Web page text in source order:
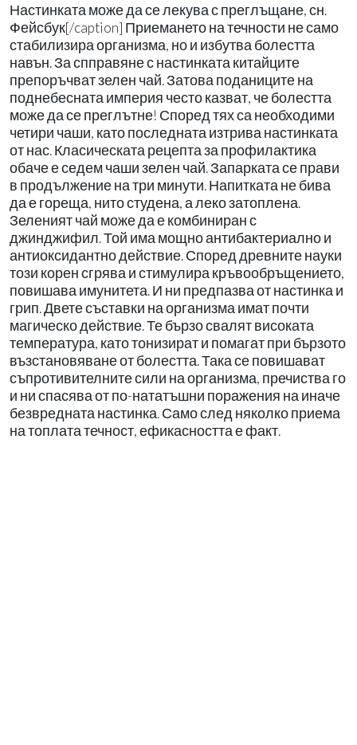
Настинката може да се лекува с преглъщане, сн.
Фейсбук[/caption] Приемането на течности не само
стабилизира организма, но и избутва болестта
навън. За спправяне с настинката китайците
препоръчват зелен чай. Затова поданиците на
поднебесната империя често казват, че болестта
може да се преглътне! Според тях са необходими
четири чаши, като последната изтрива настинката
от нас. Класическата рецепта за профилактика
обаче е седем чаши зелен чай. Запарката се прави
в продължение на три минути. Напитката не бива
да е гореща, нито студена, а леко затоплена.
Зеленият чай може да е комбиниран с
джинджифил. Той има мощно антибактериално и
антиоксидантно действие. Според древните науки
този корен сгрява и стимулира кръвообръщението,
повишава имунитета. И ни предпазва от настинка и
грип. Двете съставки на организма имат почти
магическо действие. Те бързо свалят високата
температура, като тонизират и помагат при бързото
възстановяване от болестта. Така се повишават
съпротивителните сили на организма, пречиства го
и ни спасява от по-нататъшни поражения на иначе
безвредната настинка. Само след няколко приема
на топлата течност, ефикасността е факт.